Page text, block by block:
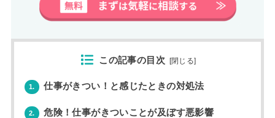
この記事の目次 [閉じる]
1. 仕事がきつい！と感じたときの対処法
2. 危険！仕事がきついことが及ぼす悪影響